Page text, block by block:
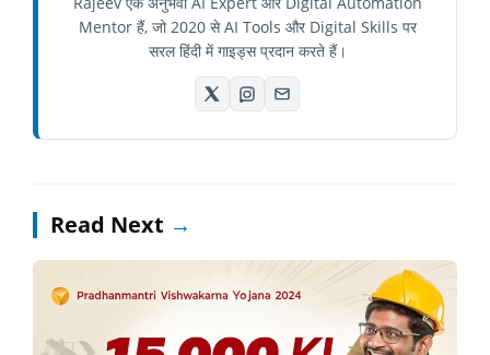
Mentor हैं, जो 2020 से AI Tools और Digital Skills पर
सरल हिंदी में गाइड्स प्रदान करते हैं।
Read Next →